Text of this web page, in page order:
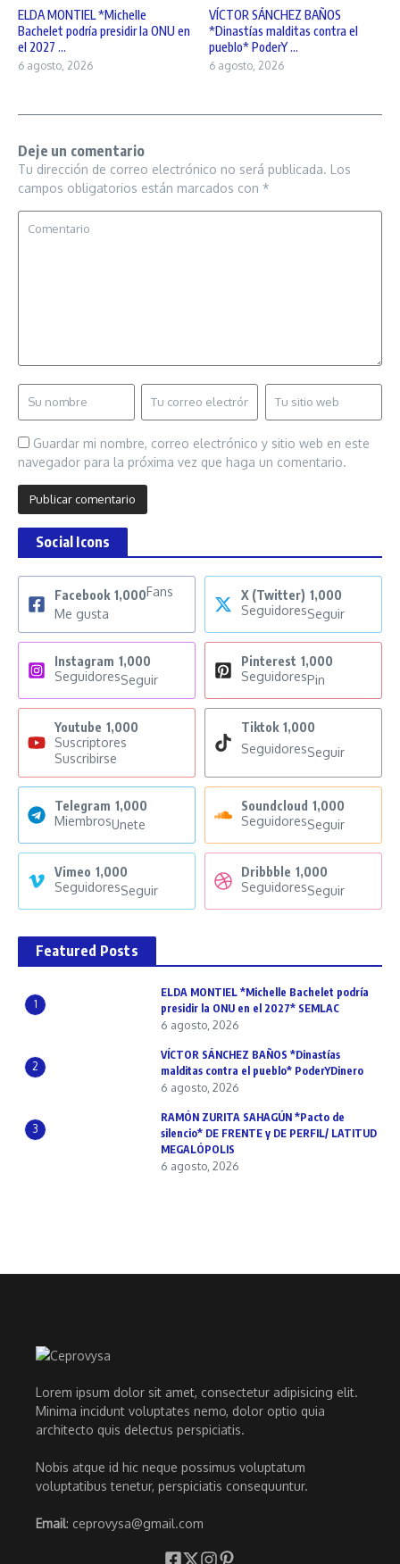
ELDA MONTIEL *Michelle
Bachelet podría presidir la ONU en
el 2027 ...
6 agosto, 2026
VÍCTOR SÁNCHEZ BAÑOS
*Dinastías malditas contra el
pueblo* PoderY ...
6 agosto, 2026
Deje un comentario
Tu dirección de correo electrónico no será publicada. Los
campos obligatorios están marcados con *
Guardar mi nombre, correo electrónico y sitio web en este
navegador para la próxima vez que haga un comentario.
Social Icons
Facebook 1,000Fans
Me gusta
X (Twitter) 1,000
SeguidoresSeguir
Instagram 1,000
SeguidoresSeguir
Pinterest 1,000
SeguidoresPin
Youtube 1,000
Suscriptores
Suscribirse
Tiktok 1,000
SeguidoresSeguir
Telegram 1,000
MiembrosUnete
Soundcloud 1,000
SeguidoresSeguir
Vimeo 1,000
SeguidoresSeguir
Dribbble 1,000
SeguidoresSeguir
Featured Posts
1
ELDA MONTIEL *Michelle Bachelet podría
presidir la ONU en el 2027* SEMLAC
6 agosto, 2026
2
VÍCTOR SÁNCHEZ BAÑOS *Dinastías
malditas contra el pueblo* PoderYDinero
6 agosto, 2026
3
RAMÓN ZURITA SAHAGÚN *Pacto de
silencio* DE FRENTE y DE PERFIL/ LATITUD
MEGALÓPOLIS
6 agosto, 2026
Lorem ipsum dolor sit amet, consectetur adipisicing elit.
Minima incidunt voluptates nemo, dolor optio quia
architecto quis delectus perspiciatis.
Nobis atque id hic neque possimus voluptatum
voluptatibus tenetur, perspiciatis consequuntur.
Email: ceprovysa@gmail.com